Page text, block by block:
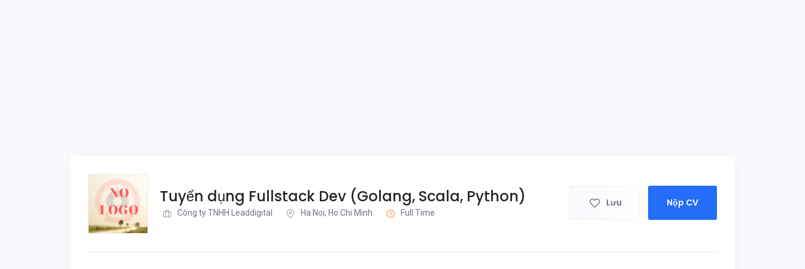
Tuyển dụng Fullstack Dev (Golang, Scala, Python)
Công ty TNHH Leaddigital Ha Noi, Ho Chi Minh Full Time
Lưu Nộp CV